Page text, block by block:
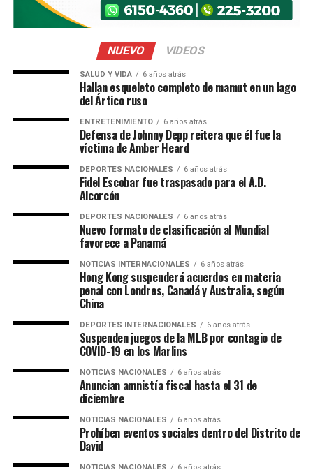
NUEVO VIDEOS
SALUD Y VIDA 6 años atrás
Hallan esqueleto completo de mamut en un lago
del Ártico ruso
ENTRETENIMIENTO 6 años atrás
Defensa de Johnny Depp reitera que él fue la
víctima de Amber Heard
DEPORTES NACIONALES 6 años atrás
Fidel Escobar fue traspasado para el A.D.
Alcorcón
DEPORTES NACIONALES 6 años atrás
Nuevo formato de clasificación al Mundial
favorece a Panamá
NOTICIAS INTERNACIONALES 6 años atrás
Hong Kong suspenderá acuerdos en materia
penal con Londres, Canadá y Australia, según
China
DEPORTES INTERNACIONALES 6 años atrás
Suspenden juegos de la MLB por contagio de
COVID-19 en los Marlins
NOTICIAS NACIONALES 6 años atrás
Anuncian amnistía fiscal hasta el 31 de
diciembre
NOTICIAS NACIONALES 6 años atrás
Prohíben eventos sociales dentro del Distrito de
David